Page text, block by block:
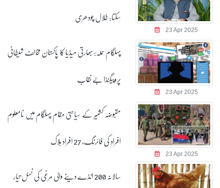
23 Apr 2025
سکتا: طلال چودھری
23 Apr 2025
پہلگام حملہ: بھارتی میڈیا کا پاکستان مخالف شیطانی
پروپیگنڈا بے نقاب
23 Apr 2025
مقبوضہ کشمیر کے سیاحتی مقام پہلگام میں نامعلوم
افراد کی فائرنگ، 27 افراد ہلاک
سالانہ 200 انڈے دینے والی مرغی کی نسل تیار